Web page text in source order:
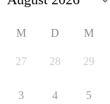
Like, teile und
wir stehen und
M D M
27 28 29
3 4 5